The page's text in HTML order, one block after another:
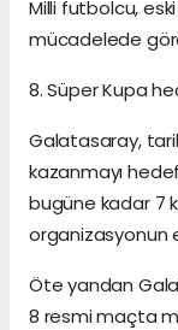
Milli futbolcu, eski
mücadelede
8. Süper Kupa
Galatasaray,
kazanmayı
bugüne kadar 7
organizasyonun
Öte yandan
8 resmi maçta